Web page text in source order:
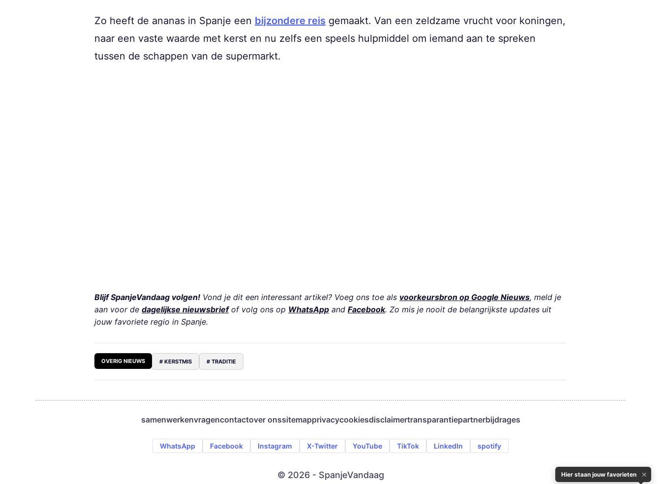
Zo heeft de ananas in Spanje een bijzondere reis gemaakt. Van een zeldzame vrucht voor koningen,
naar een vaste waarde met kerst en nu zelfs een speels hulpmiddel om iemand aan te spreken
tussen de schappen van de supermarkt.
Blijf SpanjeVandaag volgen! Vond je dit een interessant artikel? Voeg ons toe als voorkeursbron op Google Nieuws, meld je
aan voor de dagelijkse nieuwsbriefof volg ons op WhatsApp and Facebook. Zo mis je nooit de belangrijkste updates uit
jouw favoriete regio in Spanje.
OVERIG NIEUWS # KERSTMIS # TRADITIE
samenwerkenvragencontactover onssitemapprivacycookiesdisclaimertransparantiepartnerbijdrages
WhatsApp Facebook Instagram X-Twitter YouTube TikTok LinkedIn spotify
© 2026 - SpanjeVandaag Hier staan jouw favorieten ✕